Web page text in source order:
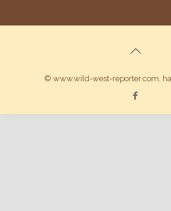
© www.wild-west-reporter.com,